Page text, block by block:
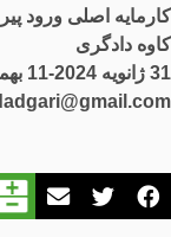
کارمایه اصلی ورود
کاوه دادگری
31 ژانویه 2024-11 بهمن 1402